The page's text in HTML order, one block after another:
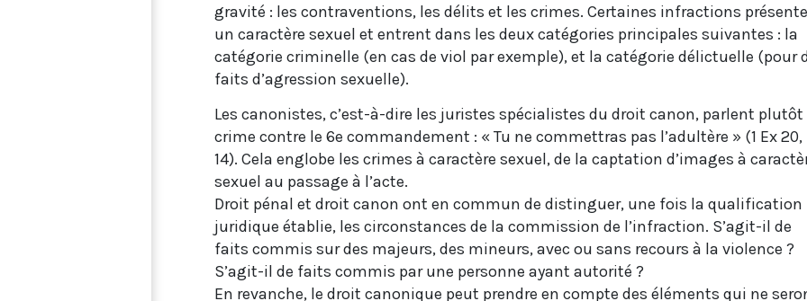
gravité : les contraventions, les délits et les crimes. Certaines infractions
un caractère sexuel et entrent dans les deux catégories principales suivantes : la
catégorie criminelle (en cas de viol par exemple), et la catégorie délictuelle (pour
faits d’agression sexuelle).
Les canonistes, c’est-à-dire les juristes spécialistes du droit canon, parlent plutôt
crime contre le 6e commandement : « Tu ne commettras pas l’adultère » (1 Ex 20,
14). Cela englobe les crimes à caractère sexuel, de la captation d’images à
sexuel au passage à l’acte.
Droit pénal et droit canon ont en commun de distinguer, une fois la qualification
juridique établie, les circonstances de la commission de l’infraction. S’agit-il de
faits commis sur des majeurs, des mineurs, avec ou sans recours à la violence ?
S’agit-il de faits commis par une personne ayant autorité ?
En revanche, le droit canonique peut prendre en compte des éléments qui ne